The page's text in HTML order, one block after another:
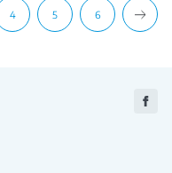
4 5 6
Zu